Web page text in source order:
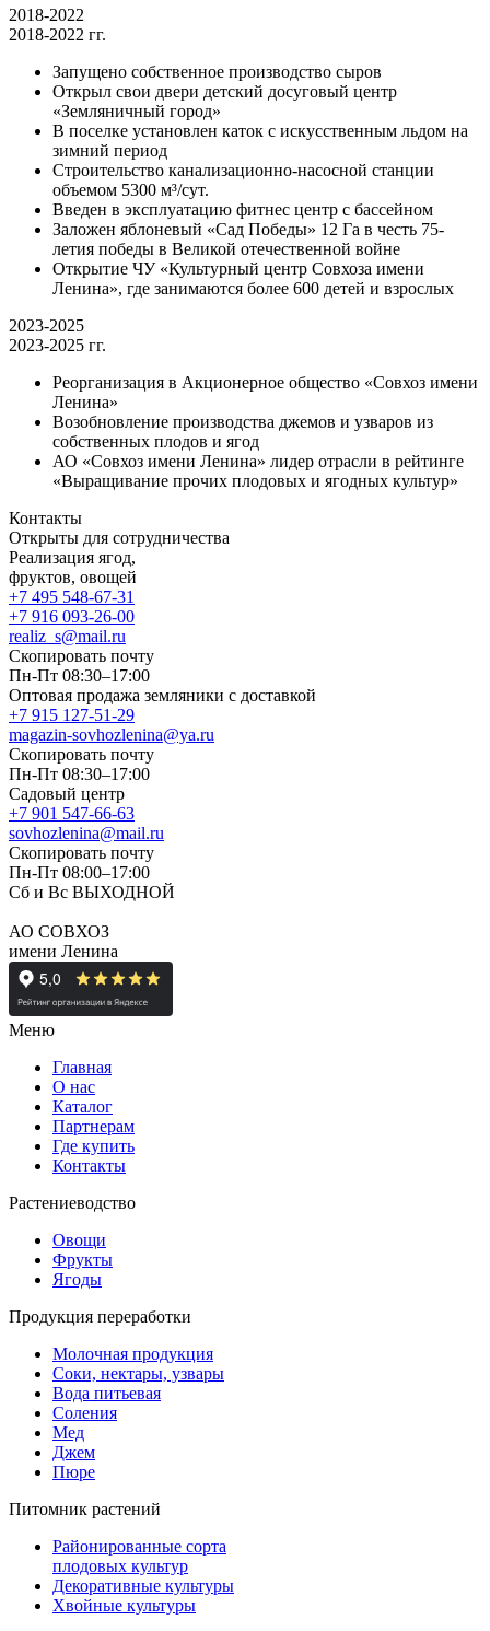
2018-2022
2018-2022 гг.
Запущено собственное производство сыров
Открыл свои двери детский досуговый центр
«Земляничный город»
В поселке установлен каток с искусственным льдом на
зимний период
Строительство канализационно-насосной станции
объемом 5300 м³/сут.
Введен в эксплуатацию фитнес центр с бассейном
Заложен яблоневый «Сад Победы» 12 Га в честь 75-
летия победы в Великой отечественной войне
Открытие ЧУ «Культурный центр Совхоза имени
Ленина», где занимаются более 600 детей и взрослых
2023-2025
2023-2025 гг.
Реорганизация в Акционерное общество «Совхоз имени
Ленина»
Возобновление производства джемов и узваров из
собственных плодов и ягод
АО «Совхоз имени Ленина» лидер отрасли в рейтинге
«Выращивание прочих плодовых и ягодных культур»
Контакты
Открыты для сотрудничества
Реализация ягод,
фруктов, овощей
+7 495 548-67-31
+7 916 093-26-00
realiz_s@mail.ru
Скопировать почту
Пн-Пт 08:30–17:00
Оптовая продажа земляники с доставкой
+7 915 127-51-29
magazin-sovhozlenina@ya.ru
Скопировать почту
Пн-Пт 08:30–17:00
Садовый центр
+7 901 547-66-63
sovhozlenina@mail.ru
Скопировать почту
Пн-Пт 08:00–17:00
Сб и Вс ВЫХОДНОЙ
АО СОВХОЗ
имени Ленина
Меню
Главная
О нас
Каталог
Партнерам
Где купить
Контакты
Растениеводство
Овощи
Фрукты
Ягоды
Продукция переработки
Молочная продукция
Соки, нектары, узвары
Вода питьевая
Соления
Мед
Джем
Пюре
Питомник растений
Районированные сорта
плодовых культур
Декоративные культуры
Хвойные культуры